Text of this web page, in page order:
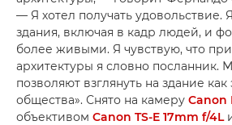
— Я хотел получать удовольствие.
здания, включая в кадр людей, и
более живыми. Я чувствую, что
архитектуры я словно посланник.
позволяют взглянуть на здание
общества». Снято на камеру Canon
объективом Canon TS-E 17mm f/4L